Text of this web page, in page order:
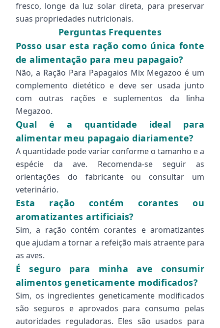
fresco, longe da luz solar direta, para preservar
suas propriedades nutricionais.
Perguntas Frequentes
Posso usar esta ração como única fonte
de alimentação para meu papagaio?
Não, a Ração Para Papagaios Mix Megazoo é um
complemento dietético e deve ser usada junto
com outras rações e suplementos da linha
Megazoo.
Qual é a quantidade ideal para
alimentar meu papagaio diariamente?
A quantidade pode variar conforme o tamanho e a
espécie da ave. Recomenda-se seguir as
orientações do fabricante ou consultar um
veterinário.
Esta ração contém corantes ou
aromatizantes artificiais?
Sim, a ração contém corantes e aromatizantes
que ajudam a tornar a refeição mais atraente para
as aves.
É seguro para minha ave consumir
alimentos geneticamente modificados?
Sim, os ingredientes geneticamente modificados
são seguros e aprovados para consumo pelas
autoridades reguladoras. Eles são usados para